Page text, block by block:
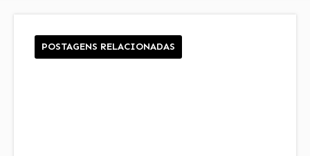
POSTAGENS RELACIONADAS